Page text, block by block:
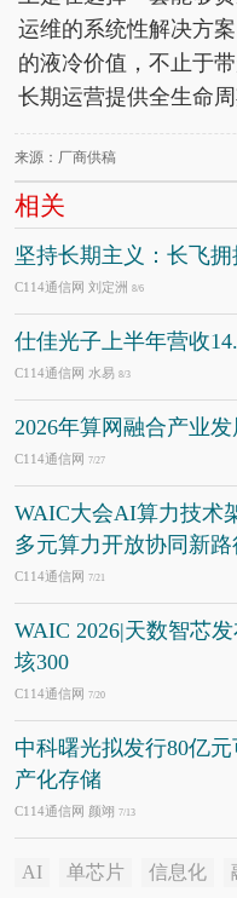
运维的系统性解决方
的液冷价值，不止于
长期运营提供全生命
来源：厂商供稿
相关
坚持长期主义：长飞
C114通信网 刘定洲 8/6
仕佳光子上半年营收
C114通信网 水易 8/3
2026年算网融合产业
C114通信网 7/27
WAIC大会AI算力技术
多元算力开放协同新路
C114通信网 7/21
WAIC 2026|天数智芯
垓300
C114通信网 7/20
中科曙光拟发行80亿
产化存储
C114通信网 颜翊 7/13
AI 单芯片 信息化